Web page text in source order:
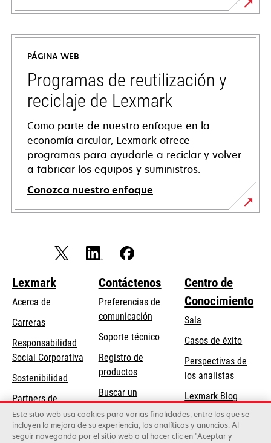
se
abre
una
pestaña
nueva
PÁGINA WEB
Programas de reutilización y
reciclaje de Lexmark
Como parte de nuestro enfoque en la
economía circular, Lexmark ofrece
programas para ayudarle a reciclar y volver
a fabricar los equipos y suministros.
Conozca nuestro enfoque
Lexmark
Acerca de
Carreras
Responsabilidad
Social Corporativa
abre
una
pestaña
nueva
Sostenibilidad
Partners de
Lexmark
Contáctenos
Preferencias de
comunicación
Soporte técnicose
pestaña
nueva
Registro de
productos
Buscar un
concesionario
Centro de
Conocimiento
Sala
Casos de éxito
Perspectivas de
los analistas
Lexmark Blog
Este sitio web usa cookies para varias finalidades, entre las que se
incluyen la mejora de su experiencia, las analíticas y anuncios. Al
seguir navegando por el sitio web o al hacer clic en "Aceptar y